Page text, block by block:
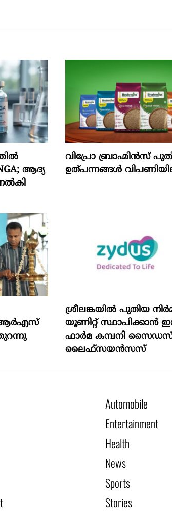
ആദ്യ
വിപ്രോ ബ്രാഹ്മിൻസ്
ഉത്പന്നങ്ങൾ
ശ്രീലങ്കയിൽ പുതിയ
യൂണിറ്റ് സ്ഥാപിക്കാൻ
ഫാർമ കമ്പനി
ലൈഫ്സയൻസസ്
Automobile
Entertainment
Health
News
Sports
Stories